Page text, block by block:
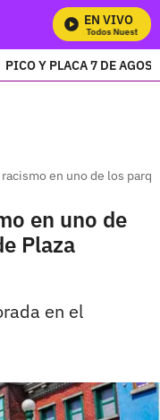
EN VIVO
Mira Todos Nuestros
PICO Y PLACA 7 DE
en uno de los
en uno de
Plaza
en el